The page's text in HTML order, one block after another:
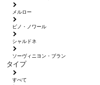
メルロー
ピノ・ノワール
シャルドネ
ソーヴィニヨン・ブラン
タイプ
すべて